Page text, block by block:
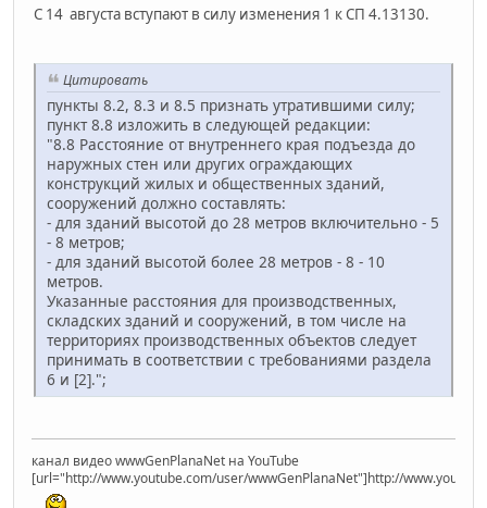
С 14 августа вступают в силу изменения 1 к СП 4.13130.
Цитировать
пункты 8.2, 8.3 и 8.5 признать утратившими силу;
пункт 8.8 изложить в следующей редакции:
"8.8 Расстояние от внутреннего края подъезда до
наружных стен или других ограждающих
конструкций жилых и общественных зданий,
сооружений должно составлять:
- для зданий высотой до 28 метров включительно - 5
- 8 метров;
- для зданий высотой более 28 метров - 8 - 10
метров.
Указанные расстояния для производственных,
складских зданий и сооружений, в том числе на
территориях производственных объектов следует
принимать в соответствии с требованиями раздела
6 и [2].";
канал видео wwwGenPlanaNet на YouTube
[url="http://www.youtube.com/user/wwwGenPlanaNet"]http://